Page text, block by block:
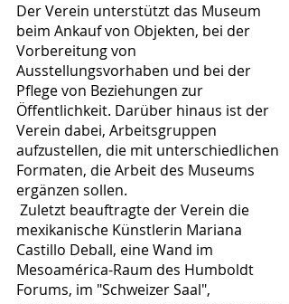
Der Verein unterstützt das Museum
beim Ankauf von Objekten, bei der
Vorbereitung von
Ausstellungsvorhaben und bei der
Pflege von Beziehungen zur
Öffentlichkeit. Darüber hinaus ist der
Verein dabei, Arbeitsgruppen
aufzustellen, die mit unterschiedlichen
Formaten, die Arbeit des Museums
ergänzen sollen.
Zuletzt beauftragte der Verein die
mexikanische Künstlerin Mariana
Castillo Deball, eine Wand im
Mesoamérica-Raum des Humboldt
Forums, im "Schweizer Saal",